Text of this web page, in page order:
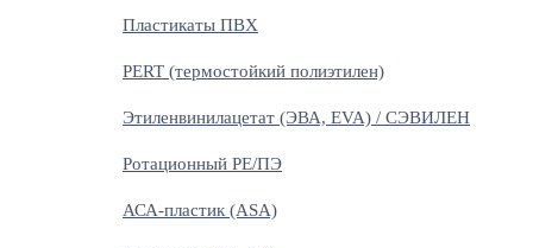
Пластикаты ПВХ
PERT (термостойкий полиэтилен)
Этиленвинилацетат (ЭВА, EVA) / СЭВИЛЕН
Ротационный PE/ПЭ
АСА-пластик (ASA)